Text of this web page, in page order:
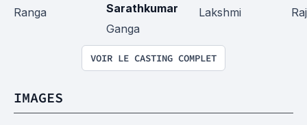
Ranga
Sarathkumar
Ganga
Lakshmi
VOIR LE CASTING COMPLET
IMAGES